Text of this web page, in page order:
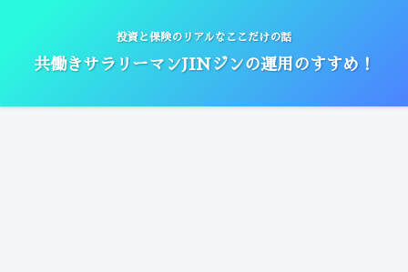
投資と保険のリアルなここだけの話
共働きサラリーマンJINジンの運用のすすめ！